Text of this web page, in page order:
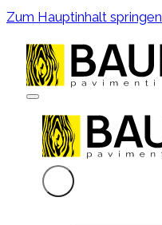
Zum Hauptinhalt springen